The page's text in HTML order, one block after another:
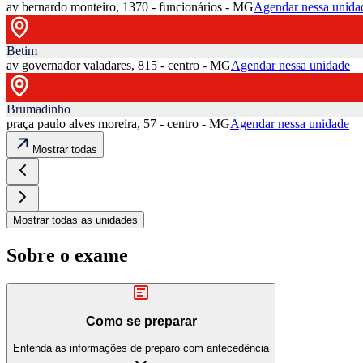
av bernardo monteiro, 1370 - funcionários - MGAgendar nessa
Betim
av governador valadares, 815 - centro - MGAgendar nessa unidade
Brumadinho
praça paulo alves moreira, 57 - centro - MGAgendar nessa unidade
Mostrar todas
Mostrar todas as unidades
Sobre o exame
Como se preparar
Entenda as informações de preparo com antecedência